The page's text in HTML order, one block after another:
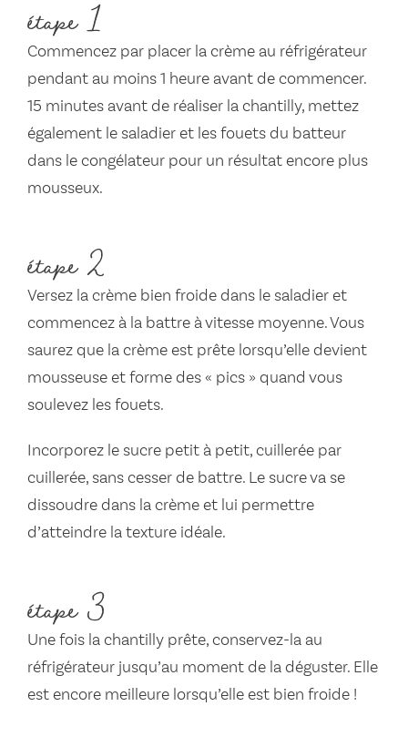
étape 1
Commencez par placer la crème au réfrigérateur
pendant au moins 1 heure avant de commencer.
15 minutes avant de réaliser la chantilly, mettez
également le saladier et les fouets du batteur
dans le congélateur pour un résultat encore plus
mousseux.
étape 2
Versez la crème bien froide dans le saladier et
commencez à la battre à vitesse moyenne. Vous
saurez que la crème est prête lorsqu’elle devient
mousseuse et forme des « pics » quand vous
soulevez les fouets.
Incorporez le sucre petit à petit, cuillerée par
cuillerée, sans cesser de battre. Le sucre va se
dissoudre dans la crème et lui permettre
d’atteindre la texture idéale.
étape 3
Une fois la chantilly prête, conservez-la au
réfrigérateur jusqu’au moment de la déguster. Elle
est encore meilleure lorsqu’elle est bien froide !